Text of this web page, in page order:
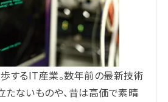
歩するIT産業。数年前の最新技術
たないものや、昔は高価で素晴